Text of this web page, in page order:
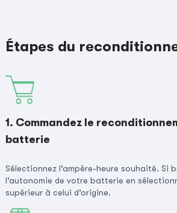
Étapes du
1. Commandez le
batterie
Sélectionnez l’ampère-heure souhaité. Si
l’autonomie de votre batterie en
supérieur à celui d’origine.